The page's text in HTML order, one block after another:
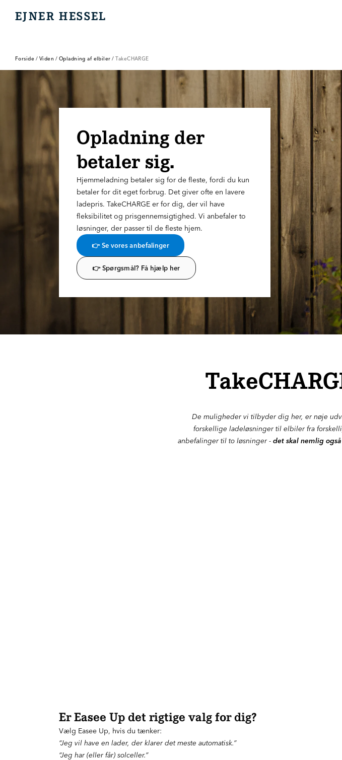
EJNER HESSEL
Forside / Viden / Opladning af elbiler / TakeCHARGE
Opladning der
betaler sig.
Hjemmeladning betaler sig for de fleste, fordi du kun
betaler for dit eget forbrug. Det giver ofte en lavere
ladepris. TakeCHARGE er for dig, der vil have
fleksibilitet og prisgennemsigtighed. Vi anbefaler to
løsninger, der passer til de fleste hjem.
👉 Se vores anbefalinger
👉 Spørgsmål? Få hjælp her
De muligheder vi tilbyder dig her, er nøje
forskellige ladeløsninger til elbiler fra
anbefalinger til to løsninger - det skal nemlig
Er Easee Up det rigtige valg for dig?
Vælg Easee Up, hvis du tænker:
“Jeg vil have en lader, der klarer det meste automatisk.”
“Jeg har (eller får) solceller.”